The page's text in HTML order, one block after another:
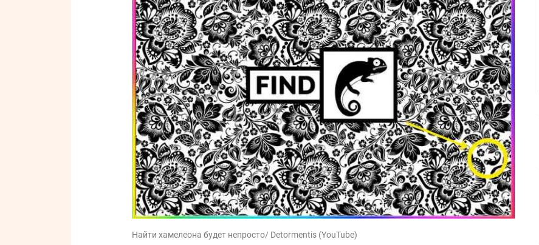
Найти хамелеона будет непросто/ Detormentis (YouTube)